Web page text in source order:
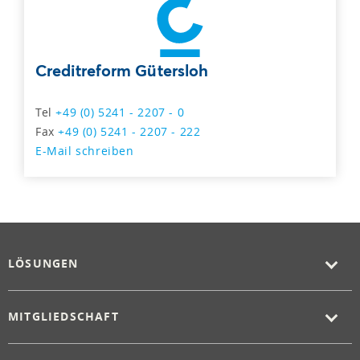
Creditreform Gütersloh
Tel+49 (0) 5241 - 2207 - 0
Fax+49 (0) 5241 - 2207 - 222
E-Mail schreiben
LÖSUNGEN
MITGLIEDSCHAFT